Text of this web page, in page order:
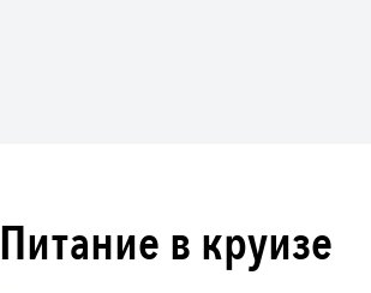
Питание в круизе